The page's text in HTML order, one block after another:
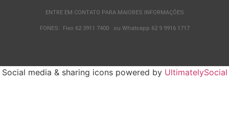
ENTRE EM CONTATO PARA MAIORES INFORMAÇÕES
FONES: Fixo 62 3911 7400 ou Whatsapp 62 9 9916 1717
.
Social media & sharing icons powered by UltimatelySocial